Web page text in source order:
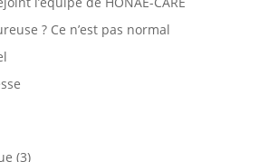
? Ce n’est pas normal
(3)